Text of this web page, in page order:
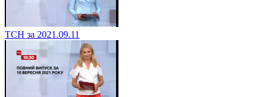
ТСН за 2021.09.11